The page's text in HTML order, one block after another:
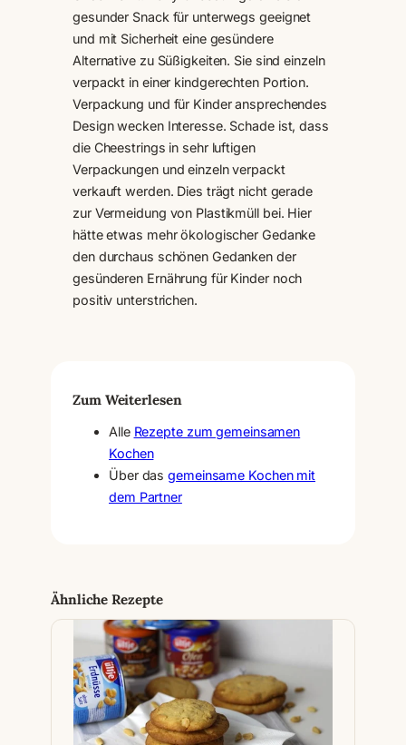
gesunder Snack für unterwegs geeignet
und mit Sicherheit eine gesündere
Alternative zu Süßigkeiten. Sie sind einzeln
verpackt in einer kindgerechten Portion.
Verpackung und für Kinder ansprechendes
Design wecken Interesse. Schade ist, dass
die Cheestrings in sehr luftigen
Verpackungen und einzeln verpackt
verkauft werden. Dies trägt nicht gerade
zur Vermeidung von Plastikmüll bei. Hier
hätte etwas mehr ökologischer Gedanke
den durchaus schönen Gedanken der
gesünderen Ernährung für Kinder noch
positiv unterstrichen.
Zum Weiterlesen
Alle Rezepte zum gemeinsamen
Kochen
Über dasgemeinsame Kochen mit
dem Partner
Ähnliche Rezepte